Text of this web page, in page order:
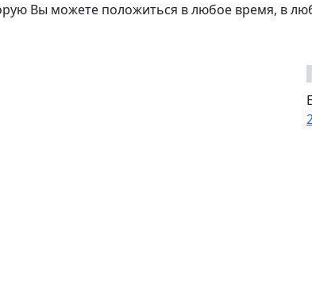
Вы можете положиться в любое время, в